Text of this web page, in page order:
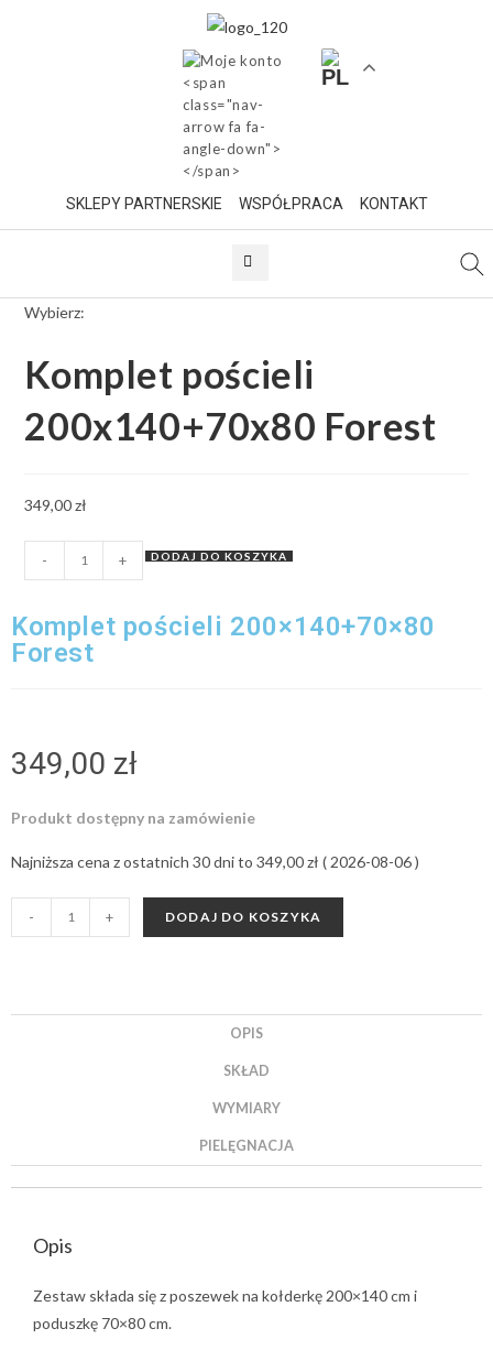
SKLEPY PARTNERSKIE WSPÓŁPRACA KONTAKT
Wybierz:
Komplet pościeli
200x140+70x80 Forest
349,00zł
- + DODAJ DO KOSZYKA
Komplet pościeli 200×140+70×80
Forest
349,00 zł
Produkt dostępny na zamówienie
Najniższa cena z ostatnich 30 dni to 349,00zł ( 2026-08-06)
- + DODAJ DO KOSZYKA
OPIS
SKŁAD
WYMIARY
PIELĘGNACJA
Opis
Zestaw składa się z poszewek na kołderkę 200×140 cm i
poduszkę 70×80 cm.